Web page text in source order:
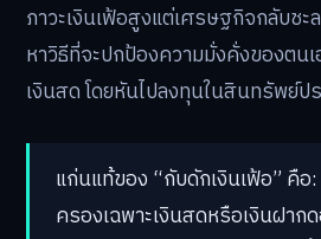
ภาวะเงินเฟ้อสูงแต่เศรษฐกิจกลับช
หาวิธีที่จะปกป้องความมั่งคั่งของตน
เงินสด โดยหันไปลงทุนในสินทรัพย์ป
แก่นแท้ของ “กับดักเงินเฟ้อ” คือ
ครองเฉพาะเงินสดหรือเงินฝาก